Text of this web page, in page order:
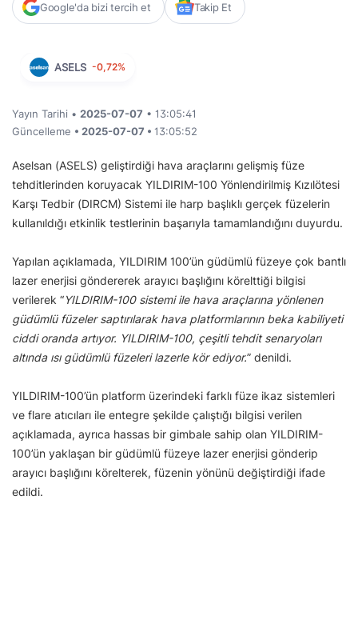
Google'da bizi tercih et Takip Et
ASELS -0,72%
Yayın Tarihi • 2025-07-07 • 13:05:41
Güncelleme • 2025-07-07 • 13:05:52
Aselsan (ASELS) geliştirdiği hava araçlarını gelişmiş füze
tehditlerinden koruyacak YILDIRIM-100 Yönlendirilmiş Kızılötesi
Karşı Tedbir (DIRCM) Sistemi ile harp başlıklı gerçek füzelerin
kullanıldığı etkinlik testlerinin başarıyla tamamlandığını duyurdu.
Yapılan açıklamada, YILDIRIM 100’ün güdümlü füzeye çok bantlı
lazer enerjisi göndererek arayıcı başlığını körelttiği bilgisi
verilerek “YILDIRIM-100 sistemi ile hava araçlarına yönlenen
güdümlü füzeler saptırılarak hava platformlarının beka kabiliyeti
ciddi oranda artıyor. YILDIRIM-100, çeşitli tehdit senaryoları
altında ısı güdümlü füzeleri lazerle kör ediyor.” denildi.
YILDIRIM-100’ün platform üzerindeki farklı füze ikaz sistemleri
ve flare atıcıları ile entegre şekilde çalıştığı bilgisi verilen
açıklamada, ayrıca hassas bir gimbale sahip olan YILDIRIM-
100’ün yaklaşan bir güdümlü füzeye lazer enerjisi gönderip
arayıcı başlığını körelterek, füzenin yönünü değiştirdiği ifade
edildi.